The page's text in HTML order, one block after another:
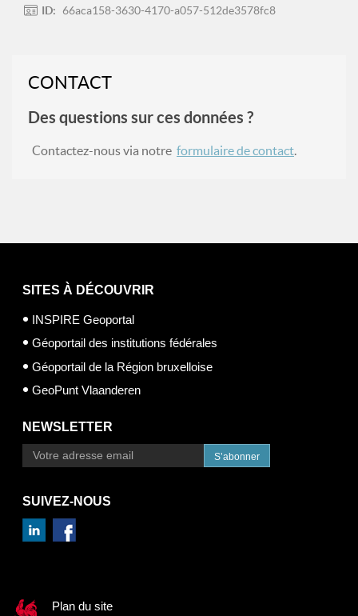
ID:
66aca158-3630-4170-a057-512de3578fc8
CONTACT
Des questions sur ces données ?
Contactez-nous via notre formulaire de contact.
SITES À DÉCOUVRIR
INSPIRE Geoportal
Géoportail des institutions fédérales
Géoportail de la Région bruxelloise
GeoPunt Vlaanderen
NEWSLETTER
S’abonner
SUIVEZ-NOUS
Plan du site